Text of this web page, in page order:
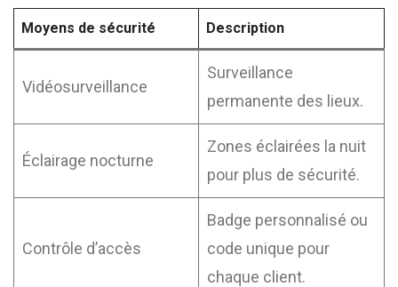
Moyens de sécurité Description
Vidéosurveillance
Surveillance
permanente des lieux.
Éclairage nocturne
Zones éclairées la nuit
pour plus de sécurité.
Contrôle d’accès
Badge personnalisé ou
code unique pour
chaque client.